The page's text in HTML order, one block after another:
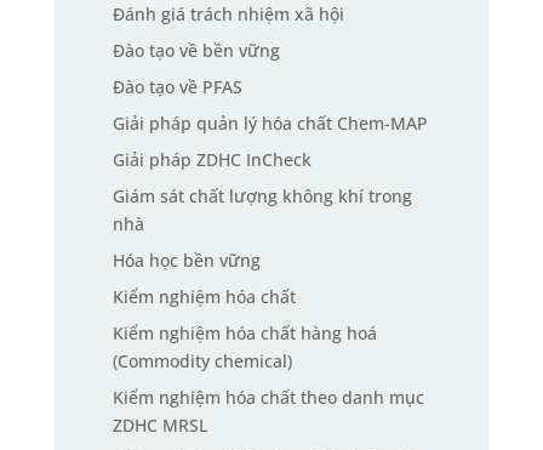
Đánh giá trách nhiệm xã hội
Đào tạo về bền vững
Đào tạo về PFAS
Giải pháp quản lý hóa chất Chem-MAP
Giải pháp ZDHC InCheck
Giám sát chất lượng không khí trong
nhà
Hóa học bền vững
Kiểm nghiệm hóa chất
Kiểm nghiệm hóa chất hàng hoá
(Commodity chemical)
Kiểm nghiệm hóa chất theo danh mục
ZDHC MRSL